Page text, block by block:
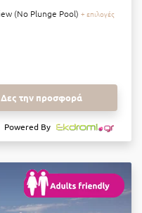
(No Plunge Pool) + επιλογές
Δες την προσφορά
Powered By